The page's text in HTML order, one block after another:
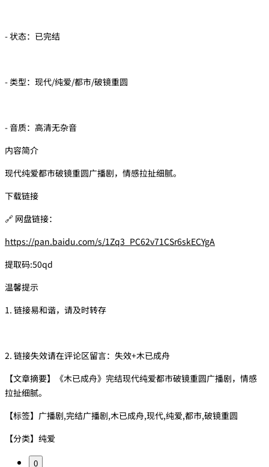
- 状态：已完结
- 类型：现代/纯爱/都市/破镜重圆
- 音质：高清无杂音
内容简介
现代纯爱都市破镜重圆广播剧，情感拉扯细腻。
下载链接
🔗 网盘链接：
https://pan.baidu.com/s/1Zq3_PC62v71CSr6skECYgA
提取码:50qd
温馨提示
1. 链接易和谐，请及时转存
2. 链接失效请在评论区留言：失效+木已成舟
【文章摘要】《木已成舟》完结现代纯爱都市破镜重圆广播剧，情感
拉扯细腻。
【标签】广播剧,完结广播剧,木已成舟,现代,纯爱,都市,破镜重圆
【分类】纯爱
0